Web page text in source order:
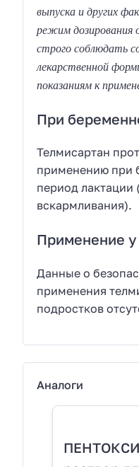
выпуска и других
режим дозирования
строго соблюдать
лекарственной
показаниям к
При
Телмисартан
применению при
период лактации
вскармливания).
Применение у
Данные о
применения
подростков
Аналоги